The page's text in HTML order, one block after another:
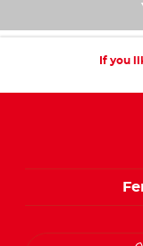
If you